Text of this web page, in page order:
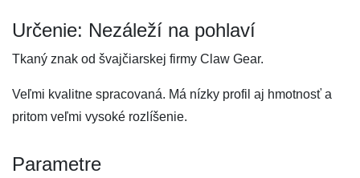
Určenie: Nezáleží na pohlaví
Tkaný znak od švajčiarskej firmy Claw Gear.
Veľmi kvalitne spracovaná. Má nízky profil aj hmotnosť a
pritom veľmi vysoké rozlíšenie.
Parametre